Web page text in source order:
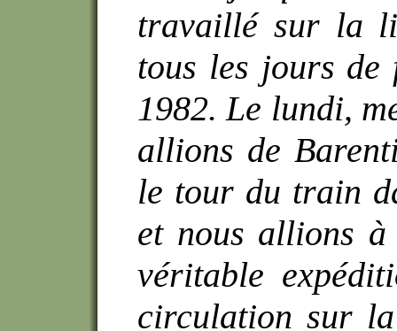
travaillé sur la
tous les jours de
1982. Le lundi,
allions de
le tour du train
et nous allions
véritable
circulation sur